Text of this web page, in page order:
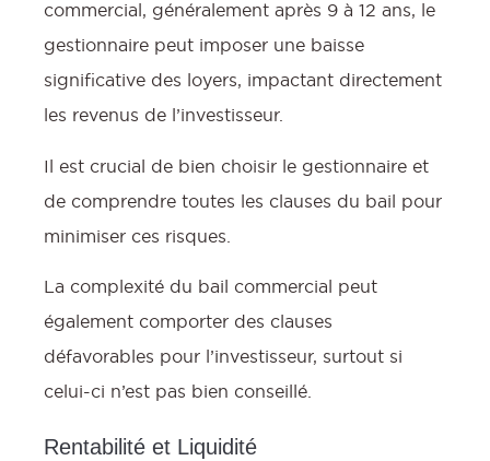
commercial, généralement après 9 à 12 ans, le
gestionnaire peut imposer une baisse
significative des loyers, impactant directement
les revenus de l’investisseur.
Il est crucial de bien choisir le gestionnaire et
de comprendre toutes les clauses du bail pour
minimiser ces risques.
La complexité du bail commercial peut
également comporter des clauses
défavorables pour l’investisseur, surtout si
celui-ci n’est pas bien conseillé.
Rentabilité et Liquidité